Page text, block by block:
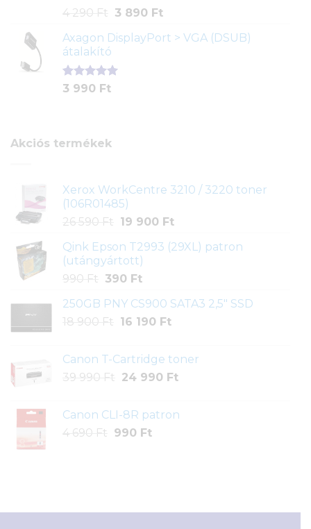
Értékelés
ből,
1
értékelés
alapján
4 290 Ft
Original
was:
290 Ft.
3 890 FtCurrent
is:
Axagon DisplayPort > VGA (DSUB)
átalakító
Értékelés
1
3 990 Ft
Akciós termékek
Xerox WorkCentre 3210 / 3220 toner
(106R01485)
26 590 Ft
Original
was:
26
590 Ft.
19 900 FtCurrent
is:
Qink Epson T2993 (29XL) patron
(utángyártott)
990 Ft
Original
was:
990 Ft.
390 FtCurrent
is:
390 Ft.
250GB PNY CS900 SATA3 2,5" SSD
18 900 Ft
Original
18
900 Ft.
16 190 FtCurrent
16
190 Ft.
Canon T-Cartridge toner
39 990 Ft
Original
39
990 Ft.
24 990 FtCurrent
24
Canon CLI-8R patron
4 690 Ft
Original
990 FtCurrent